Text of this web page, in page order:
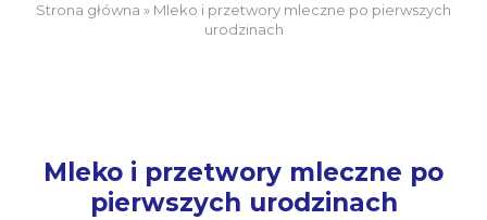
Strona główna » Mleko i przetwory mleczne po pierwszych
urodzinach
Mleko i przetwory mleczne po
pierwszych urodzinach